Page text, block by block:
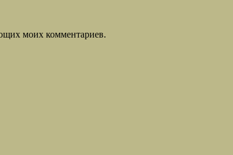
моих комментариев.